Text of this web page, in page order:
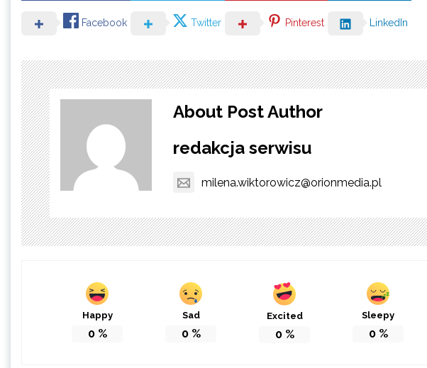
Facebook Twitter Pinterest LinkedIn
About Post Author
redakcja serwisu
milena.wiktorowicz@orionmedia.pl
Happy
0%
Sad
0%
Excited
0%
Sleepy
0%